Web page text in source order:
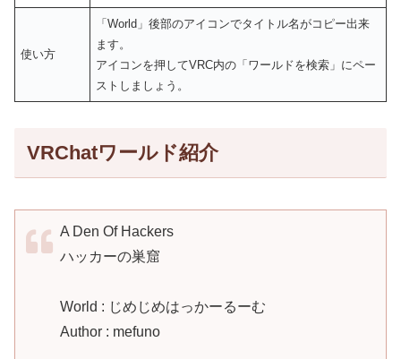
使い方
「World」後部のアイコンでタイトル名がコピー出来
ます。
アイコンを押してVRC内の「ワールドを検索」にペー
ストしましょう。
VRChatワールド紹介
A Den Of Hackers
ハッカーの巣窟
World : じめじめはっかーるーむ
Author : mefuno